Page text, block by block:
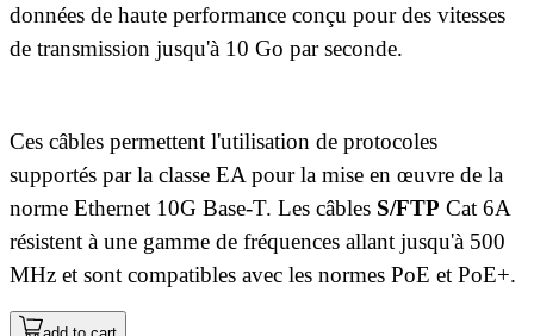
données de haute performance conçu pour des vitesses
de transmission jusqu'à 10 Go par seconde.
Ces câbles permettent l'utilisation de protocoles
supportés par la classe EA pour la mise en œuvre de la
norme Ethernet 10G Base-T. Les câbles S/FTP Cat 6A
résistent à une gamme de fréquences allant jusqu'à 500
MHz et sont compatibles avec les normes PoE et PoE+.